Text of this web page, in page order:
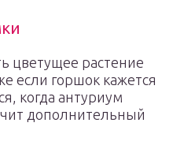
цветущее растение
если горшок кажется
когда антуриум
дополнительный